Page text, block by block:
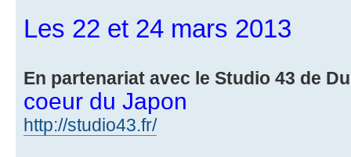
Les 22 et 24 mars 2013
En partenariat avec le Studio 43 de
coeur du Japon
http://studio43.fr/